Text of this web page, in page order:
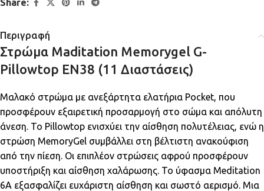
Share:
Περιγραφή
Στρώμα Maditation Memorygel G-
Pillowtop EN38 (11 Διαστάσεις)
Μαλακό στρώμα με ανεξάρτητα ελατήρια Pocket, που
προσφέρουν εξαιρετική προσαρμογή στο σώμα και απόλυτη
άνεση. Το Pillowtop ενισχύει την αίσθηση πολυτέλειας, ενώ η
στρώση MemoryGel συμβάλλει στη βέλτιστη ανακούφιση
από την πίεση. Οι επιπλέον στρώσεις αφρού προσφέρουν
υποστήριξη και αίσθηση χαλάρωσης. Το ύφασμα Meditation
6A εξασφαλίζει ευχάριστη αίσθηση και σωστό αερισμό. Μια